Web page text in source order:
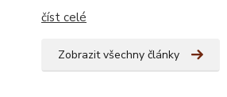
číst celé
Zobrazit všechny články